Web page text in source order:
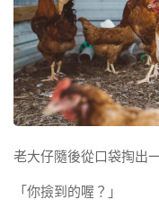
老大仔隨後從口袋掏出
「你撿到的喔？」